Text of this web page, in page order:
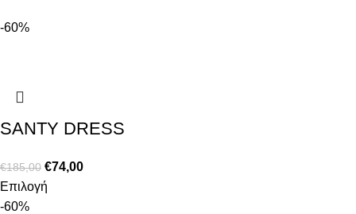
-60%
SANTY DRESS
€185,00 €74,00
Επιλογή
-60%